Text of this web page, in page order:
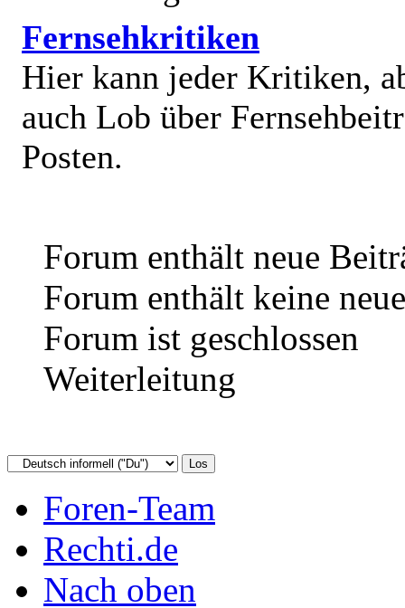
Fernsehkritiken
Hier kann jeder Kritiken,
auch Lob über
Posten.
Forum enthält neue
Forum enthält keine
Forum ist geschlossen
Weiterleitung
Foren-Team
Rechti.de
Nach oben